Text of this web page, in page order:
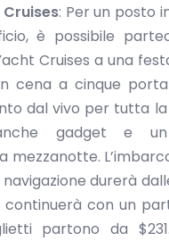
: Per un posto
è possibile
Cruises a una
cena a cinque
dal vivo per tutta
gadget e
mezzanotte.
durerà
con un
partono da